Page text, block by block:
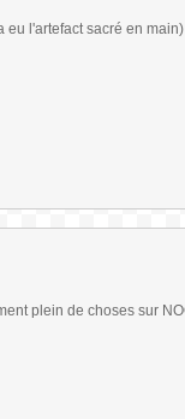
l'artefact sacré en
plein de choses sur